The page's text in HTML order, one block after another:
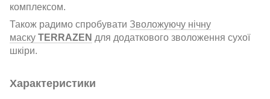
комплексом.
Також радимо спробувати Зволожуючу нічну
маску TERRAZEN для додаткового зволоження сухої
шкіри.
Характеристики